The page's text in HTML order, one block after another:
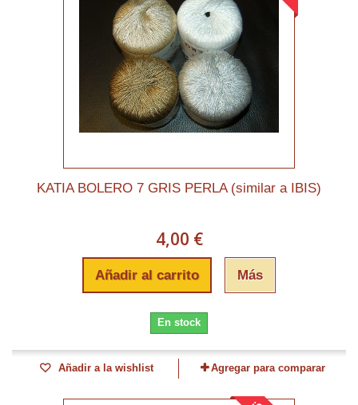
KATIA BOLERO 7 GRIS PERLA (similar a IBIS)
4,00 €
Añadir al carrito Más
En stock
Añadir a la wishlist Agregar para comparar